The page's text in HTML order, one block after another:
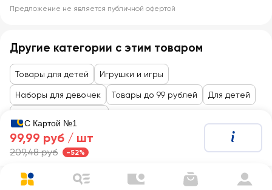
Предложение не является публичной офертой
Другие категории с этим товаром
Товары для детей Игрушки и игры
Наборы для девочек Товары до 99 рублей Для детей
С Картой №1
99,99 руб / шт
209,48 руб -52%